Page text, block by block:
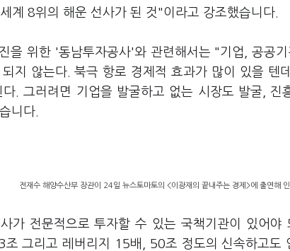
계 8위의 해운 선사가 된 것"이라고 강조했습니다.
을 위한 '동남투자공사'와 관련해서는 "기업, 공공
지 않는다. 북극 항로 경제적 효과가 많이 있을 텐
. 그러려면 기업을 발굴하고 없는 시장도 발굴, 진
니다.
전재수 해양수산부 장관이 24일 뉴스토마토의 <이광재의 끝내주는 경제>에 출연해
가 전문적으로 투자할 수 있는 국책기관이 있어야
조 그리고 레버리지 15배, 50조 정도의 신속하고도